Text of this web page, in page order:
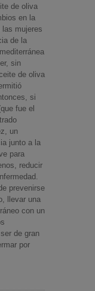
de oliva
en la
las mujeres
de la
sin
de oliva
si
fue el
un
junto a la
para
reducir
prevenirse
llevar una
con un
de gran
por